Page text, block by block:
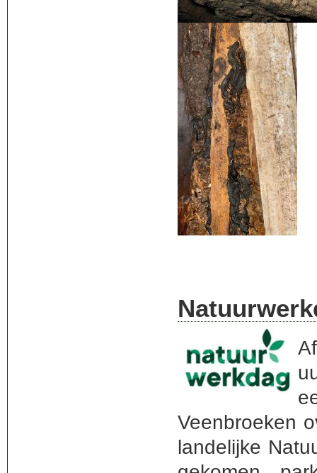
Veenbroeken
landelijke